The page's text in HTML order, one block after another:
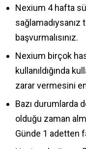
Nexium 4 hafta
başvurmalısınız.
Nexium birçok
kullanıldığında
zarar vermesini
Bazı durumlarda
olduğu zaman
Günde 1 adetten